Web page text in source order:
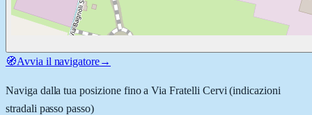
🧭Avvia il navigatore→
Naviga dalla tua posizione fino aVia Fratelli Cervi (indicazioni
stradali passo passo)